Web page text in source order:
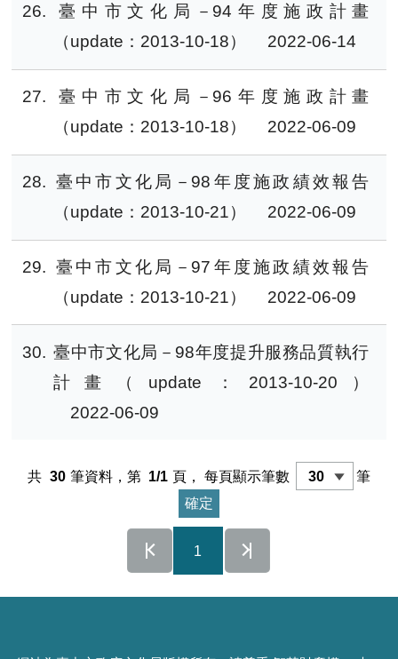
26
臺中市文化局－94年度施政計畫
（update：2013-10-18）
2022-06-14
27
臺中市文化局－96年度施政計畫
（update：2013-10-18）
2022-06-09
28
臺中市文化局－98年度施政績效報告
（update：2013-10-21）
2022-06-09
29
臺中市文化局－97年度施政績效報告
（update：2013-10-21）
2022-06-09
30
臺中市文化局－98年度提升服務品質執行
計畫（update：2013-10-20）
2022-06-09
共 30 筆資料，第 1/1 頁，每頁顯示筆數 筆
1